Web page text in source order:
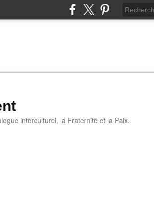
interculturel, la Fraternité et la Paix.